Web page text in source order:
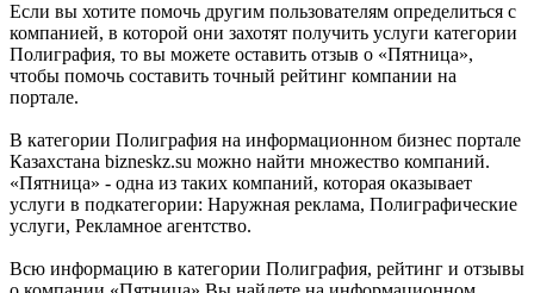
Если вы хотите помочь другим пользователям определиться с
компанией, в которой они захотят получить услуги категории
Полиграфия, то вы можете оставить отзыв о «Пятница»,
чтобы помочь составить точный рейтинг компании на
портале.
В категории Полиграфия на информационном бизнес портале
Казахстана bizneskz.su можно найти множество компаний.
«Пятница» - одна из таких компаний, которая оказывает
услуги в подкатегории: Наружная реклама, Полиграфические
услуги, Рекламное агентство.
Всю информацию в категории Полиграфия, рейтинг и отзывы